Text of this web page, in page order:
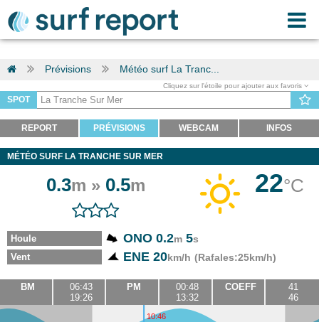
Prévisions Météo surf La Tranc...
Cliquez sur l'étoile pour ajouter aux favoris
SPOT
REPORT PRÉVISIONS WEBCAM INFOS
MÉTÉO SURF LA TRANCHE SUR MER
0.3m » 0.5m 22°C
Houle ONO 0.2m 5s
Vent ENE 20km/h (Rafales:25km/h)
BM
06:43
19:26
PM
00:48
13:32
COEFF
41
46
10:46